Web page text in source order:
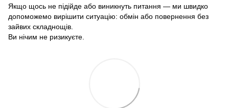
Якщо щось не підійде або виникнуть питання — ми швидко
допоможемо вирішити ситуацію: обмін або повернення без
зайвих складнощів.
Ви нічим не ризикуєте.